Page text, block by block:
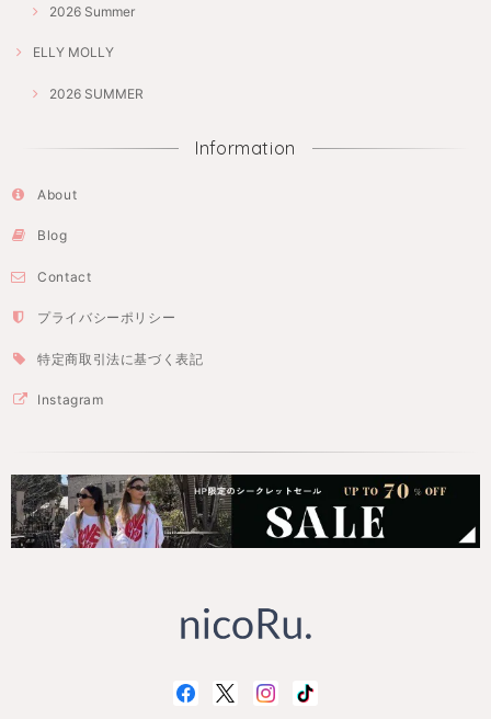
2026 Summer
ELLY MOLLY
2026 SUMMER
Information
About
Blog
Contact
プライバシーポリシー
特定商取引法に基づく表記
Instagram